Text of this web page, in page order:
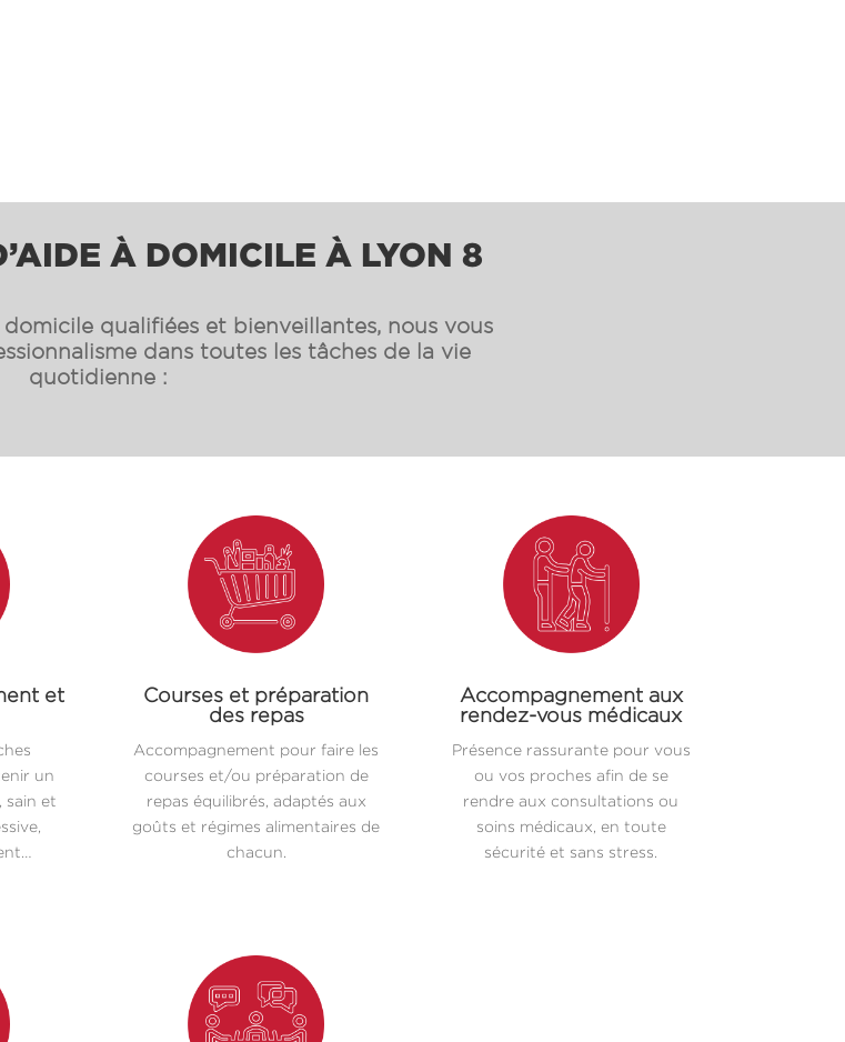
À DOMICILE À LYON 8
qualifiées et bienveillantes, nous vous
dans toutes les tâches de la vie
quotidienne :
et
un
sain et
Courses et préparation
des repas
Accompagnement pour faire les
courses et/ou préparation de
repas équilibrés, adaptés aux
goûts et régimes alimentaires de
chacun.
Accompagnement aux
rendez-vous médicaux
Présence rassurante pour vous
ou vos proches afin de se
rendre aux consultations ou
soins médicaux, en toute
sécurité et sans stress.